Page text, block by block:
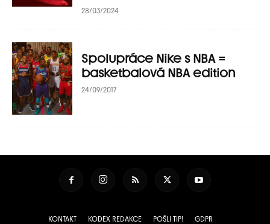
28/03/2024
Spolupráce Nike s NBA =
basketbalová NBA edition
24/09/2017
KONTAKT KODEX REDAKCE POŠLI TIP!
GDPR